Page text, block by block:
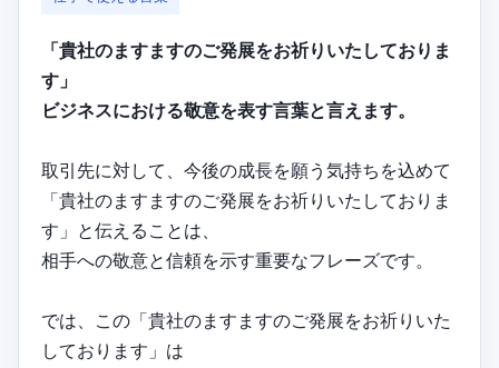
「貴社のますますのご発展をお祈りいたしておりま
す」
ビジネスにおける敬意を表す言葉と言えます。
取引先に対して、今後の成長を願う気持ちを込めて
「貴社のますますのご発展をお祈りいたしておりま
す」と伝えることは、
相手への敬意と信頼を示す重要なフレーズです。
では、この「貴社のますますのご発展をお祈りいた
しております」は